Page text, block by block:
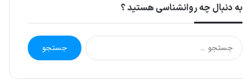
به دنبال چه روانشناسی هستید ؟
ج